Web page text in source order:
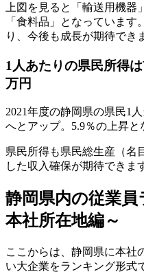
上図を見ると「輸送用機
「食料品」となっていま
り、今後も成長が期待でき
1人あたりの県民所得
万円
2021年度の静岡県の県民1
へとアップ。5.9％の上昇と
県民所得も県民総生産（名
した収入確保が期待できま
静岡県内の従業
本社所在地編～
ここからは、静岡県に本社
い大企業をランキング形式